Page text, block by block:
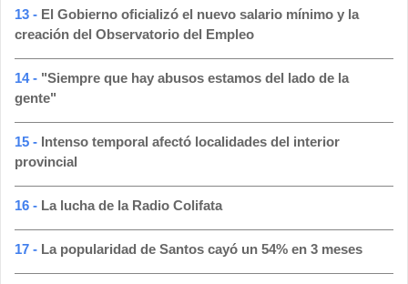
13 - El Gobierno oficializó el nuevo salario mínimo y la
creación del Observatorio del Empleo
14 - "Siempre que hay abusos estamos del lado de la
gente"
15 - Intenso temporal afectó localidades del interior
provincial
16 - La lucha de la Radio Colifata
17 - La popularidad de Santos cayó un 54% en 3 meses